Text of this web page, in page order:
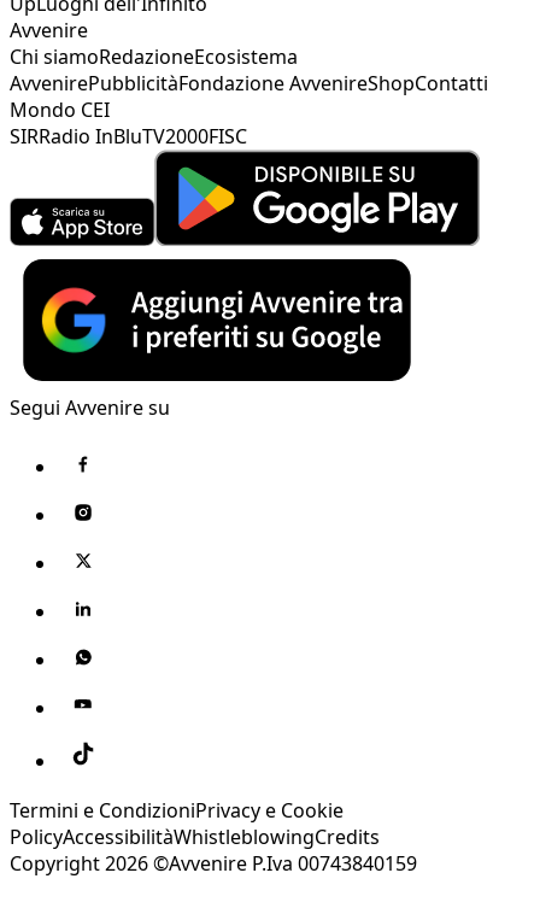
Avvenire
Chi siamoRedazioneEcosistema
AvvenirePubblicitàFondazione AvvenireShopContatti
Mondo CEI
SIRRadio InBluTV2000FISC
Segui Avvenire su
Termini e CondizioniPrivacy e Cookie
PolicyAccessibilitàWhistleblowingCredits
Copyright 2026 ©Avvenire P.Iva 00743840159